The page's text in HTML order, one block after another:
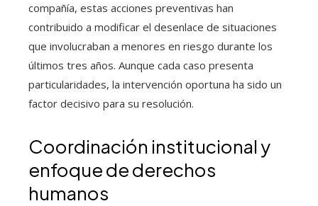
compañía, estas acciones preventivas han
contribuido a modificar el desenlace de situaciones
que involucraban a menores en riesgo durante los
últimos tres años. Aunque cada caso presenta
particularidades, la intervención oportuna ha sido un
factor decisivo para su resolución.
Coordinación institucional y
enfoque de derechos
humanos